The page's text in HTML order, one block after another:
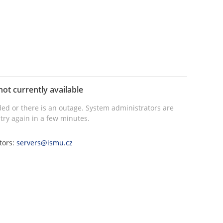
currently available
or there is an outage. System administrators are
again in a few minutes.
servers@ismu.cz